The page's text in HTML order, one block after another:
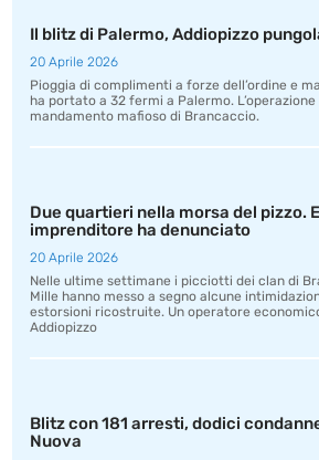
Il blitz di Palermo, Addiopizzo
20 Aprile 2026
Pioggia di complimenti a forze dell’ordine e
ha portato a 32 fermi a Palermo.
mandamento mafioso di Brancaccio.
Due quartieri nella morsa del pizzo.
imprenditore ha denunciato
20 Aprile 2026
Nelle ultime settimane i picciotti dei clan di
Mille hanno messo a segno alcune
estorsioni ricostruite. Un operatore
Addiopizzo
Blitz con 181 arresti, dodici
Nuova